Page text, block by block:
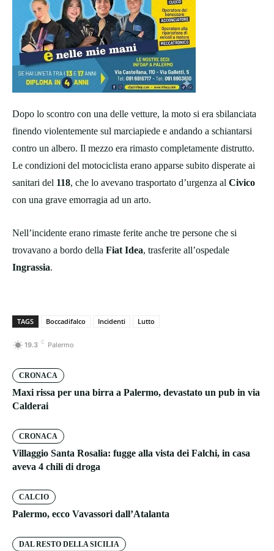
Dopo lo scontro con una delle vetture, la moto si era sbilanciata
finendo violentemente sul marciapiede e andando a schiantarsi
contro un albero. Il mezzo era rimasto completamente distrutto.
Le condizioni del motociclista erano apparse subito disperate ai
sanitari del 118, che lo avevano trasportato d’urgenza al Civico
con una grave emorragia ad un arto.
Nell’incidente erano rimaste ferite anche tre persone che si
trovavano a bordo della Fiat Idea, trasferite all’ospedale
Ingrassia.
TAGS Boccadifalco Incidenti Lutto
19.3 C Palermo
CRONACA
Maxi rissa per una birra a Palermo, devastato un pub in via
Calderai
CRONACA
Villaggio Santa Rosalia: fugge alla vista dei Falchi, in casa
aveva 4 chili di droga
CALCIO
Palermo, ecco Vavassori dall’Atalanta
DAL RESTO DELLA SICILIA